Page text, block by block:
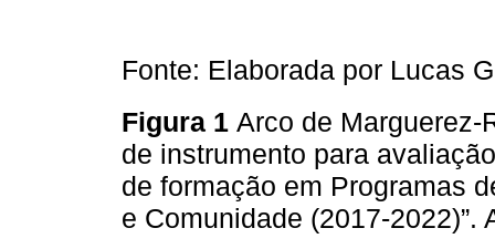
Fonte: Elaborada por Lucas
Figura 1 Arco de Marguerez-
de instrumento para
de formação em Programas
e Comunidade (2017-